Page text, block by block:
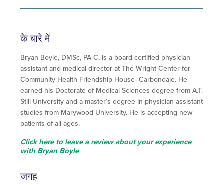
के बारे में
Bryan Boyle, DMSc, PA-C, is a board-certified physician
assistant and medical director at The Wright Center for
Community Health Friendship House- Carbondale. He
earned his Doctorate of Medical Sciences degree from A.T.
Still University and a master’s degree in physician assistant
studies from Marywood University. He is accepting new
patients of all ages.
Click here to leave a review about your experience
with Bryan Boyle
जगह